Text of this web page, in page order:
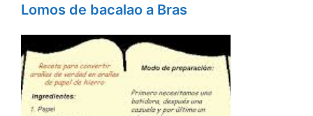
Lomos de bacalao a Bras